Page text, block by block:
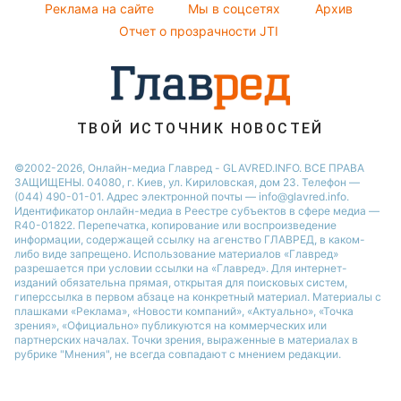
Новости Ровно
Новости Запорожья
Новости Одессы
Все о шоу-бизнесе
Реклама на сайте
Мы в соцсетях
Архив
Отчет о прозрачности JTI
ТВОЙ ИСТОЧНИК НОВОСТЕЙ
©2002-2026, Онлайн-медиа Главред - GLAVRED.INFO. ВСЕ ПРАВА
ЗАЩИЩЕНЫ. 04080, г. Киев, ул. Кириловская, дом 23. Телефон —
(044) 490-01-01. Адрес электронной почты — info@glavred.info.
Идентификатор онлайн-медиа в Реестре cубъектов в сфере медиа —
R40-01822. Перепечатка, копирование или воспроизведение
информации, содержащей ссылку на агенство ГЛАВРЕД, в каком-
либо виде запрещено. Использование материалов «Главред»
разрешается при условии ссылки на «Главред». Для интернет-
изданий обязательна прямая, открытая для поисковых систем,
гиперссылка в первом абзаце на конкретный материал. Материалы с
плашками «Реклама», «Новости компаний», «Актуально», «Точка
зрения», «Официально» публикуются на коммерческих или
партнерских началах. Точки зрения, выраженные в материалах в
рубрике "Мнения", не всегда совпадают с мнением редакции.